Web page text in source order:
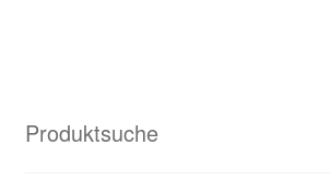
Produktsuche